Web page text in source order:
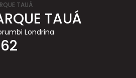
TAUÁ
TAUÁ
Londrina